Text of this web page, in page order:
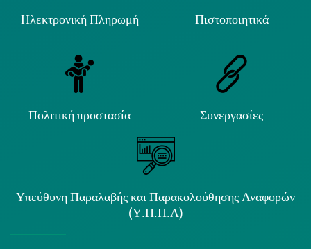
Ηλεκτρονική Πληρωμή Πιστοποιητικά
Πολιτική προστασία Συνεργασίες
Υπεύθυνη Παραλαβής και Παρακολούθησης Αναφορών
(Υ.Π.Π.Α)